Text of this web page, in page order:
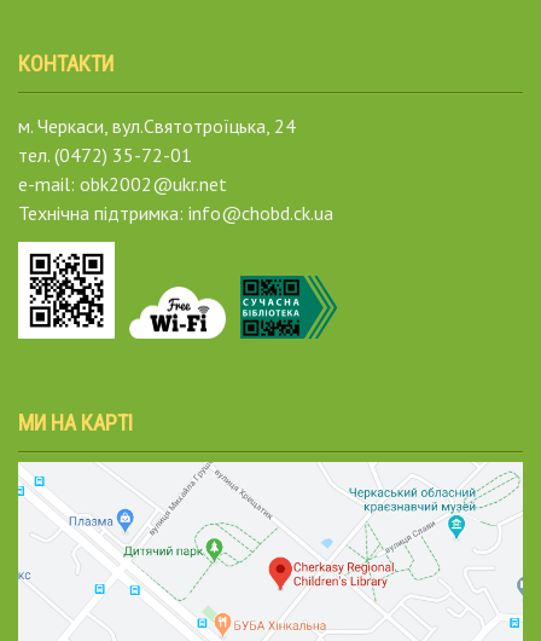
КОНТАКТИ
м. Черкаси, вул.Святотроїцька, 24
тел. (0472) 35-72-01
e-mail: obk2002@ukr.net
Технічна підтримка: info@chobd.ck.ua
МИ НА КАРТІ